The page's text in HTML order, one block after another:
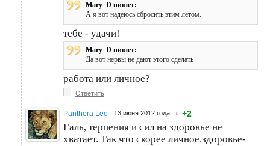
Mary_D пишет:
А я вот надеюсь сбросить этим летом.
тебе - удачи!
Mary_D пишет:
Да вот нервы не дают этого сделать
работа или личное?
↑ Ответить
Panthera Leo 13 июня 2012 года # +2
Галь, терпения и сил на здоровье не
хватает. Так что скорее личное.здоровье-